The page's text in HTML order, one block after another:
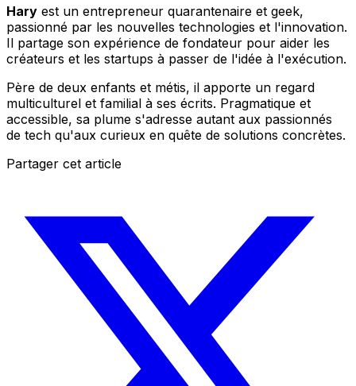
Hary est un entrepreneur quarantenaire et geek,
passionné par les nouvelles technologies et l'innovation.
Il partage son expérience de fondateur pour aider les
créateurs et les startups à passer de l'idée à l'exécution.
Père de deux enfants et métis, il apporte un regard
multiculturel et familial à ses écrits. Pragmatique et
accessible, sa plume s'adresse autant aux passionnés
de tech qu'aux curieux en quête de solutions concrètes.
Partager cet article